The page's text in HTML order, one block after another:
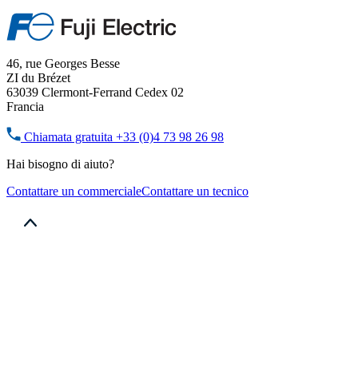
46, rue Georges Besse
ZI du Brézet
63039 Clermont-Ferrand Cedex 02
Francia
Chiamata gratuita +33 (0)4 73 98 26 98
Hai bisogno di aiuto?
Contattare un commercialeContattare un tecnico